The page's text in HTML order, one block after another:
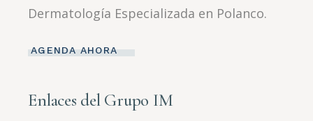
Dermatología Especializada en Polanco.
AGENDA AHORA
Enlaces del Grupo IM